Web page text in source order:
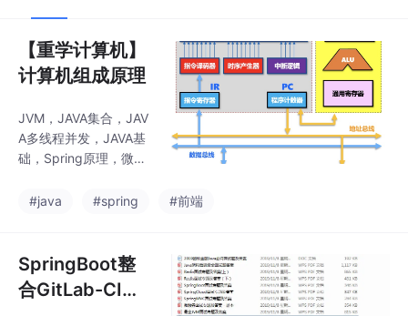
【重学计算机】
计算机组成原理
JVM，JAVA集合，JAV
A多线程并发，JAVA基
础，Spring原理，微服
络，日志，Zookeepe
B，Cassandra，设计
模式，负载均衡，数据
库，一致性哈希，JAVA
#java #spring #前端
SpringBoot整
合GitLab-CI实